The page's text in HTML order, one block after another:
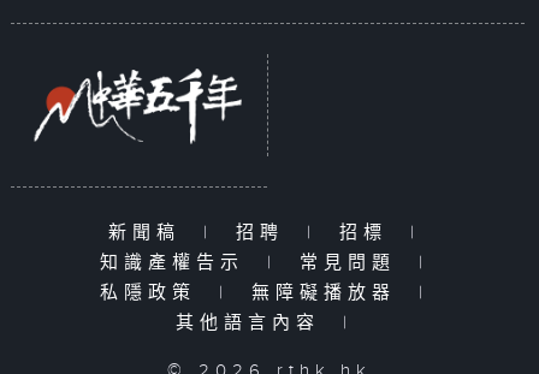
新聞稿 | 招聘 | 招標
|
知識產權告示
| 常見問題
|
私隱政策
| 無障礙播放器
|
其他語言內容
|